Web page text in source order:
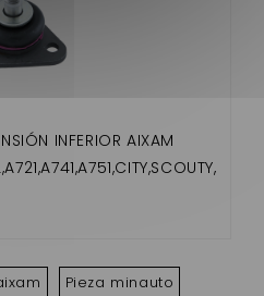
INFERIOR AIXAM
Pieza minauto